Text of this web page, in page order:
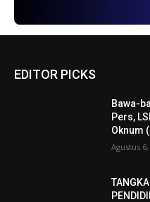
EDITOR PICKS
Bawa-
Pers,
Oknum
Agustus